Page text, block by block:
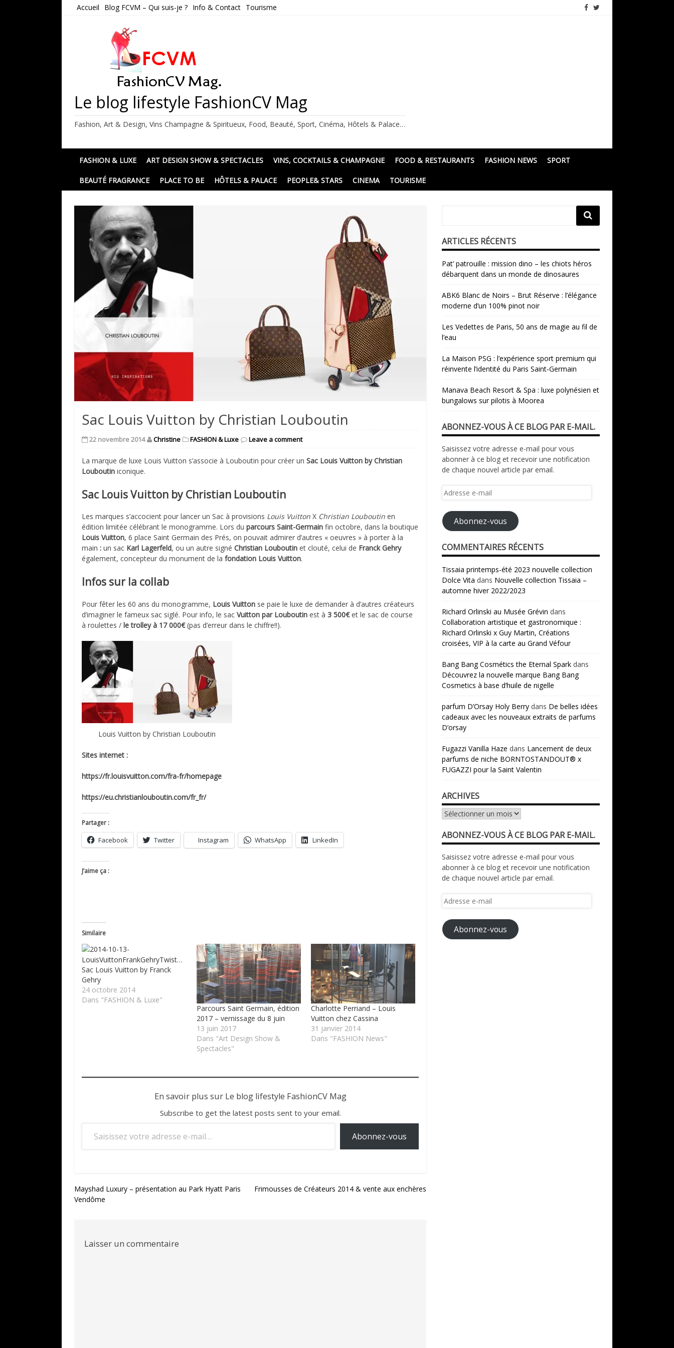
Accueil Blog FCVM – Qui suis-je ? Info & Contact Tourisme
Le blog lifestyle FashionCV Mag
Fashion, Art & Design, Vins Champagne & Spiritueux, Food, Beauté, Sport, Cinéma, Hôtels & Palace…
FASHION & LUXE ART DESIGN SHOW & SPECTACLES VINS, COCKTAILS & CHAMPAGNE FOOD & RESTAURANTS FASHION NEWS SPORT
BEAUTÉ FRAGRANCE PLACE TO BE HÔTELS & PALACE PEOPLE& STARS CINEMA TOURISME
Sac Louis Vuitton by Christian Louboutin
22 novembre 2014 Christine FASHION & Luxe Leave a comment
La marque de luxe Louis Vuitton s’associe à Louboutin pour créer unSac Louis Vuitton by Christian
Louboutin iconique.
Sac Louis Vuitton by Christian Louboutin
Les marques s’accocient pour lancer un Sac à provisions Louis Vuitton X Christian Louboutin en
édition limitée célébrant le monogramme. Lors duparcours Saint-Germainfin octobre, dans la boutique
Louis Vuitton, 6 place Saint Germain des Prés, on pouvait admirer d’autres « oeuvres » à porter à la
main:un sac Karl Lagerfeld, ou un autre signéChristian Louboutinet clouté, celui de Franck Gehry
également, concepteur du monument de la fondation Louis Vuitton.
Infos sur la collab
Pour fêter les 60 ans du monogramme, Louis Vuitton se paie le luxe de demander à d’autres créateurs
d’imaginer le fameux sac siglé. Pour info, le sacVuitton par Louboutin est à3 500€et le sac de course
à roulettes /le trolley à 17 000€(pas d’erreur dans le chiffre!!).
Louis Vuitton by Christian Louboutin
Sites internet :
https://fr.louisvuitton.com/fra-fr/homepage
https://eu.christianlouboutin.com/fr_fr/
Partager :
Facebook Twitter Instagram WhatsApp LinkedIn
J’aime ça :
Similaire
Sac Louis Vuitton by Franck
Gehry
24 octobre 2014
Dans "FASHION & Luxe"
Parcours Saint Germain, édition
2017 – vernissage du 8 juin
13 juin 2017
Dans "Art Design Show &
Spectacles"
Charlotte Perriand – Louis
Vuitton chez Cassina
31 janvier 2014
Dans "FASHION News"
En savoir plus sur Le blog lifestyle FashionCV Mag
Subscribe to get the latest posts sent to your email.
Abonnez-vous
Navigation
de
Mayshad Luxury – présentation au Park Hyatt Paris
Vendôme
Frimousses de Créateurs 2014 & vente aux enchères
Laisser un commentaire
ARTICLES RÉCENTS
Pat’ patrouille : mission dino – les chiots héros
débarquent dans un monde de dinosaures
ABK6 Blanc de Noirs – Brut Réserve : l’élégance
moderne d’un 100% pinot noir
Les Vedettes de Paris, 50 ans de magie au fil de
l’eau
La Maison PSG : l’expérience sport premium qui
réinvente l’identité du Paris Saint‑Germain
Manava Beach Resort & Spa : luxe polynésien et
bungalows sur pilotis à Moorea
ABONNEZ-VOUS À CE BLOG PAR E-MAIL.
Saisissez votre adresse e-mail pour vous
abonner à ce blog et recevoir une notification
de chaque nouvel article par email.
Adresse
mail
Abonnez-vous
COMMENTAIRES RÉCENTS
Tissaia printemps-été 2023 nouvelle collection
Dolce Vita dans Nouvelle collection Tissaia –
automne hiver 2022/2023
Richard Orlinski au Musée Grévin dans
Collaboration artistique et gastronomique :
Richard Orlinski x Guy Martin, Créations
croisées, VIP à la carte au Grand Véfour
Bang Bang Cosmétics the Eternal Spark dans
Découvrez la nouvelle marque Bang Bang
Cosmetics à base d’huile de nigelle
parfum D’Orsay Holy Berry dans De belles idées
cadeaux avec les nouveaux extraits de parfums
D’orsay
Fugazzi Vanilla Haze dans Lancement de deux
parfums de niche BORNTOSTANDOUT® x
FUGAZZI pour la Saint Valentin
ARCHIVES
Archives
ABONNEZ-VOUS À CE BLOG PAR E-MAIL.
Saisissez votre adresse e-mail pour vous
abonner à ce blog et recevoir une notification
de chaque nouvel article par email.
Adresse
mail
Abonnez-vous